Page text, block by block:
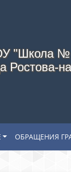
"Школа №
Ростова-
ОБРАЩЕНИЯ